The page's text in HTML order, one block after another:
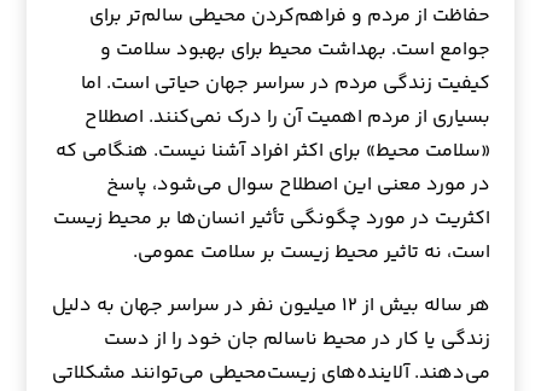
حفاظت از مردم و فراهم‌کردن محیطی سالم‌تر برای
جوامع است. بهداشت محیط برای بهبود سلامت و
کیفیت زندگی مردم در سراسر جهان حیاتی است. اما
بسیاری از مردم اهمیت آن را درک نمی‌کنند. اصطلاح
«سلامت محیط» برای اکثر افراد آشنا نیست. هنگامی که
در مورد معنی این اصطلاح سوال می‌شود، پاسخ
اکثریت در مورد چگونگی تأثیر انسان‌ها بر محیط زیست
است، نه تاثیر محیط زیست بر سلامت عمومی.
هر ساله بیش از ۱۲ میلیون نفر در سراسر جهان به دلیل
زندگی یا کار در محیط ناسالم جان خود را از دست
می‌دهند. آلاینده‌های زیست‌محیطی می‌توانند مشکلاتی